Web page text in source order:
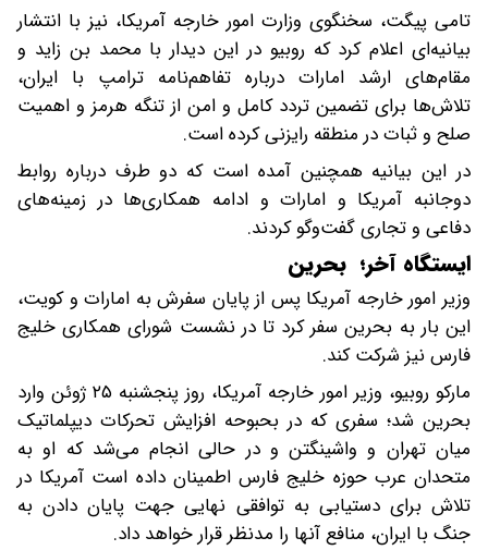
تامی پیگت، سخنگوی وزارت امور خارجه آمریکا، نیز با انتشار
بیانیه‌ای اعلام کرد که روبیو در این دیدار با محمد بن زاید و
مقام‌های ارشد امارات درباره تفاهم‌نامه ترامپ با ایران،
تلاش‌ها برای تضمین تردد کامل و امن از تنگه هرمز و اهمیت
صلح و ثبات در منطقه رایزنی کرده است.
در این بیانیه همچنین آمده است که دو طرف درباره روابط
دوجانبه آمریکا و امارات و ادامه همکاری‌ها در زمینه‌های
دفاعی و تجاری گفت‌وگو کردند.
ایستگاه آخر؛ بحرین
وزیر امور خارجه آمریکا پس از پایان سفرش به امارات و کویت،
این بار به بحرین سفر کرد تا در نشست شورای همکاری خلیج
فارس نیز شرکت کند‌.
مارکو روبیو، وزیر امور خارجه آمریکا، روز پنجشنبه ۲۵ ژوئن وارد
بحرین شد؛ سفری که در بحبوحه افزایش تحرکات دیپلماتیک
میان تهران و واشینگتن و در حالی انجام می‌شد که او به
متحدان عرب حوزه خلیج فارس اطمینان داده است آمریکا در
تلاش برای دستیابی به توافقی نهایی جهت پایان دادن به
جنگ با ایران، منافع آنها را مدنظر قرار خواهد داد.